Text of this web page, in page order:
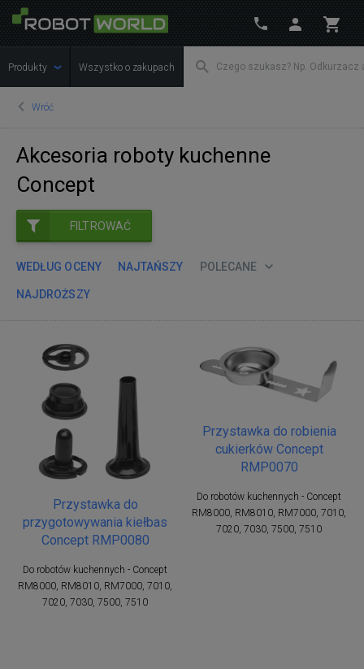
Produkty Wszystko o zakupach
Wróć
Akcesoria roboty kuchenne
Concept
FILTROWAĆ
WEDŁUG OCENY NAJTAŃSZY POLECANE
NAJDROŻSZY
Przystawka do
przygotowywania kiełbas
Concept RMP0080
Do robotów kuchennych - Concept
RM8000, RM8010, RM7000, 7010,
7020, 7030, 7500, 7510
Przystawka do robienia
cukierków Concept
RMP0070
Do robotów kuchennych - Concept
RM8000, RM8010, RM7000, 7010,
7020, 7030, 7500, 7510